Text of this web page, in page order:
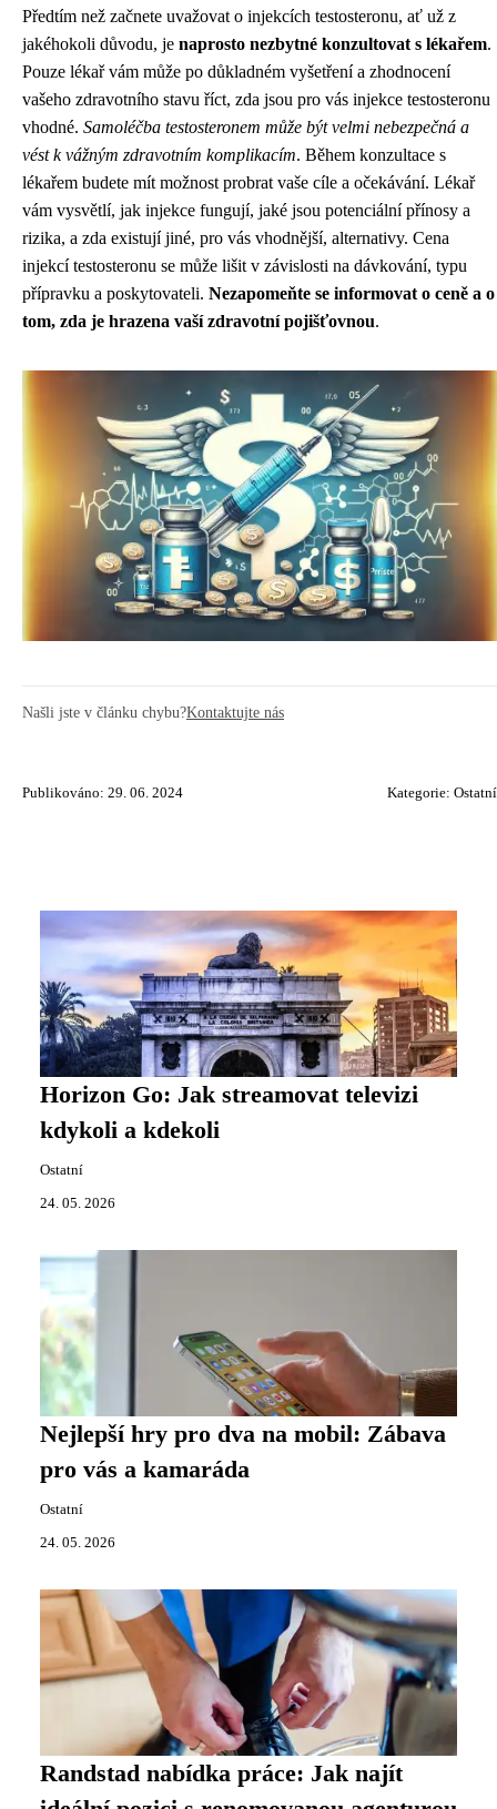
Předtím než začnete uvažovat o injekcích testosteronu, ať už z
jakéhokoli důvodu, je naprosto nezbytné konzultovat s lékařem.
Pouze lékař vám může po důkladném vyšetření a zhodnocení
vašeho zdravotního stavu říct, zda jsou pro vás injekce testosteronu
vhodné. Samoléčba testosteronem může být velmi nebezpečná a
vést k vážným zdravotním komplikacím. Během konzultace s
lékařem budete mít možnost probrat vaše cíle a očekávání. Lékař
vám vysvětlí, jak injekce fungují, jaké jsou potenciální přínosy a
rizika, a zda existují jiné, pro vás vhodnější, alternativy. Cena
injekcí testosteronu se může lišit v závislosti na dávkování, typu
přípravku a poskytovateli. Nezapomeňte se informovat o ceně a o
tom, zda je hrazena vaší zdravotní pojišťovnou.
Našli jste v článku chybu?Kontaktujte nás
Publikováno: 29. 06. 2024 Kategorie: Ostatní
Horizon Go: Jak streamovat televizi
kdykoli a kdekoli
Ostatní
24. 05. 2026
Nejlepší hry pro dva na mobil: Zábava
pro vás a kamaráda
Ostatní
24. 05. 2026
Randstad nabídka práce: Jak najít